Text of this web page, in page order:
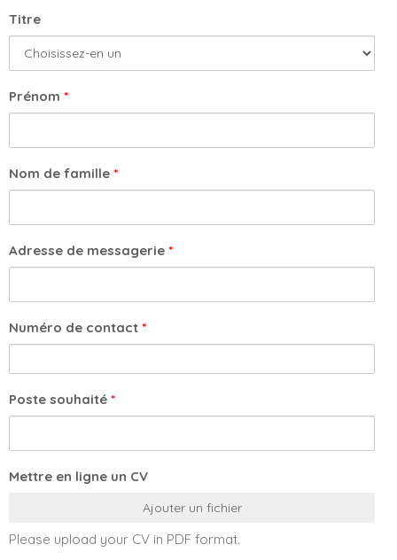
Titre
Prénom *
Nom de famille *
Adresse de messagerie *
Numéro de contact *
Poste souhaité *
Mettre en ligne un CV
Ajouter un fichier
Please upload your CV in PDF format.